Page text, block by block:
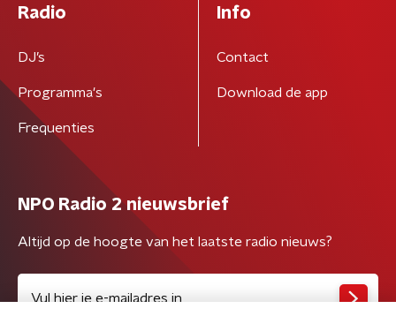
Radio
DJ’s
Programma's
Frequenties
Info
Contact
Download de app
NPO Radio 2 nieuwsbrief
Altijd op de hoogte van het laatste radio nieuws?